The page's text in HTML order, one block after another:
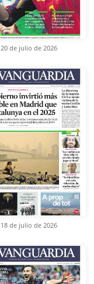
20 de julio de 2026
18 de julio de 2026